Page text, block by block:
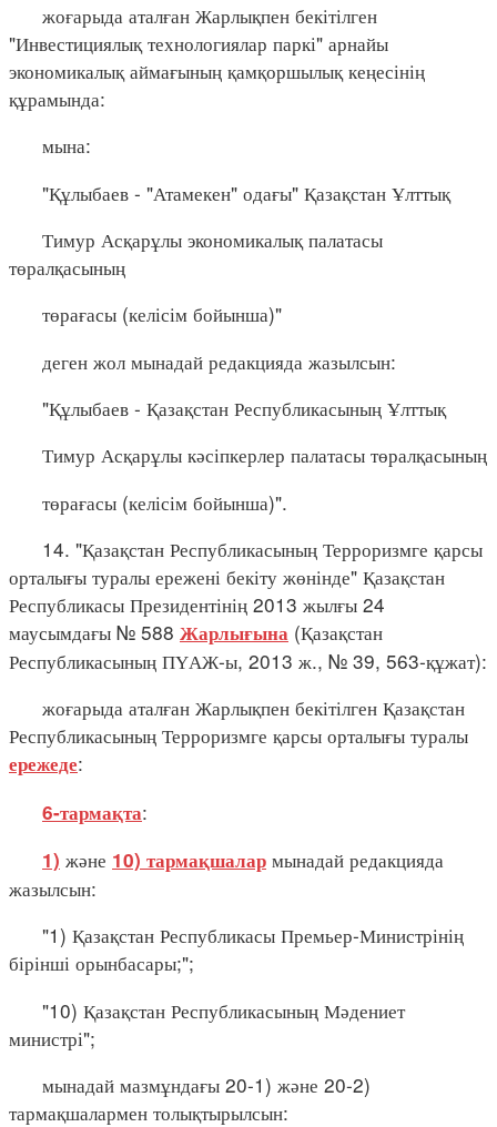
жоғарыда аталған Жарлықпен бекітілген
"Инвестициялық технологиялар паркі" арнайы
экономикалық аймағының қамқоршылық кеңесінің
құрамында:
мына:
"Құлыбаев - "Атамекен" одағы" Қазақстан Ұлттық
Тимур Асқарұлы экономикалық палатасы
төралқасының
төрағасы (келісім бойынша)"
деген жол мынадай редакцияда жазылсын:
"Құлыбаев - Қазақстан Республикасының Ұлттық
Тимур Асқарұлы кәсіпкерлер палатасы төралқасының
төрағасы (келісім бойынша)".
14. "Қазақстан Республикасының Терроризмге қарсы
орталығы туралы ережені бекіту жөнінде" Қазақстан
Республикасы Президентінің 2013 жылғы 24
маусымдағы № 588 Жарлығына (Қазақстан
Республикасының ПҮАЖ-ы, 2013 ж., № 39, 563-құжат):
жоғарыда аталған Жарлықпен бекітілген Қазақстан
Республикасының Терроризмге қарсы орталығы туралы
ережеде:
6-тармақта:
1) және 10) тармақшалар мынадай редакцияда
жазылсын:
"1) Қазақстан Республикасы Премьер-Министрінің
бірінші орынбасары;";
"10) Қазақстан Республикасының Мәдениет
министрі";
мынадай мазмұндағы 20-1) және 20-2)
тармақшалармен толықтырылсын: